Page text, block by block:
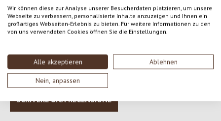
Wir können diese zur Analyse unserer Besucherdaten platzieren, um unsere
Webseite zu verbessern, personalisierte Inhalte anzuzeigen und Ihnen ein
großartiges Webseiten-Erlebnis zu bieten. Für weitere Informationen zu den
von uns verwendeten Cookies öffnen Sie die Einstellungen.
Alle akzeptieren Ablehnen
Nein, anpassen
0 di 0 valutazioni
Valutazione media di 0 su 5 stelle
Formula una valutazione!
Condividi le tue esperienze con il prodotto con altri clienti.
SCRIVERE UNA RECENSIONE